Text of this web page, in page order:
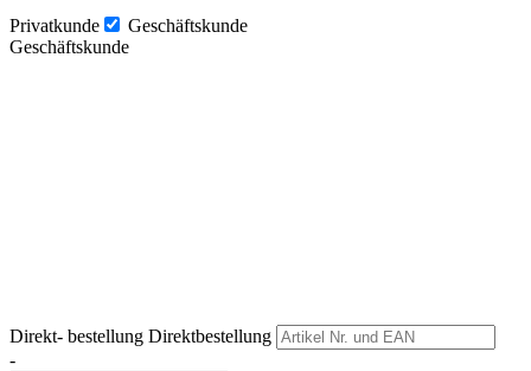
Privatkunde
Geschäftskunde
Geschäftskunde
Direkt- bestellung Direktbestellung
-